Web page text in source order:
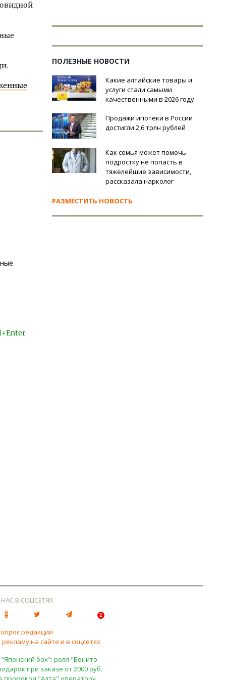
ПОЛЕЗНЫЕ НОВОСТИ
Какие алтайские товары и
услуги стали самыми
качественными в 2026 году
Продажи ипотеки в России
достигли 2,6 трлн рублей
Как семья может помочь
подростку не попасть в
тяжелейшие зависимости,
рассказала нарколог
РАЗМЕСТИТЬ НОВОСТЬ
В СОЦСЕТЯХ
редакции
на сайте и в соцсетях
бох": ролл "Бонито
при заказе от 2000 руб.